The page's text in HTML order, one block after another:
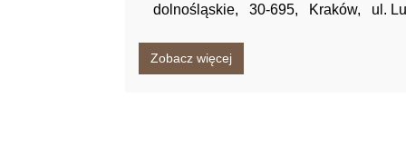
dolnośląskie, 30-695, Kraków, ul.
Zobacz więcej